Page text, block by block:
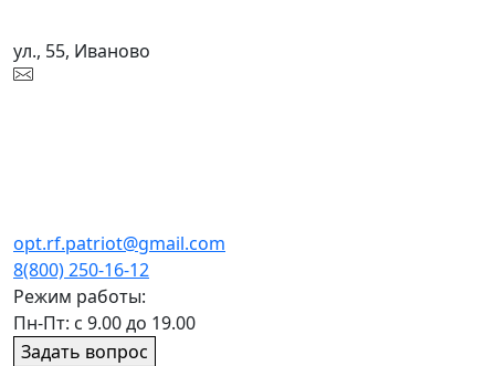
ул., 55, Иваново
opt.rf.patriot@gmail.com
8(800) 250-16-12
Режим работы:
Пн-Пт: с 9.00 до 19.00
Задать вопрос